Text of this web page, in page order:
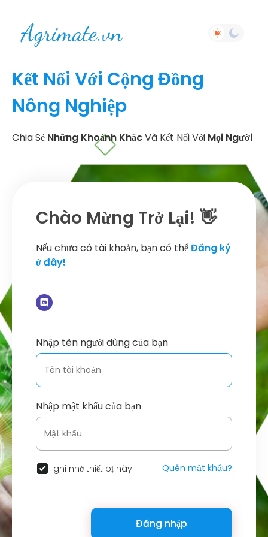
Kết Nối Với Cộng Đồng
Nông Nghiệp
Chia Sẻ Những Khoảnh KhắcVà Kết Nối Với Mọi Người
Chào Mừng Trở Lại! 👋
Nếu chưa có tài khoản, bạn có thểĐăng ký
ở đây!
Nhập tên người dùng của bạn
Nhập mật khẩu của bạn
ghi nhớ thiết bị này Quên mật khẩu?
Đăng nhập